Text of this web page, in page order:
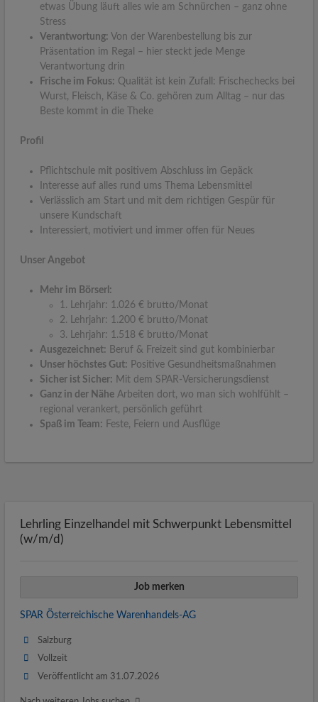
etwas Übung läuft alles wie am Schnürchen – ganz ohne
Stress
Verantwortung: Von der Warenbestellung bis zur
Präsentation im Regal – hier steckt jede Menge
Verantwortung drin
Frische im Fokus: Qualität ist kein Zufall: Frischechecks bei
Wurst, Fleisch, Käse & Co. gehören zum Alltag – nur das
Beste kommt in die Theke
Profil
Pflichtschule mit positivem Abschluss im Gepäck
Interesse auf alles rund ums Thema Lebensmittel
Verlässlich am Start und mit dem richtigen Gespür für
unsere Kundschaft
Interessiert, motiviert und immer offen für Neues
Unser Angebot
Mehr im Börserl:
1. Lehrjahr: 1.026 € brutto/Monat
2. Lehrjahr: 1.200 € brutto/Monat
3. Lehrjahr: 1.518 € brutto/Monat
Ausgezeichnet: Beruf & Freizeit sind gut kombinierbar
Unser höchstes Gut: Positive Gesundheitsmaßnahmen
Sicher ist Sicher: Mit dem SPAR-Versicherungsdienst
Ganz in der Nähe Arbeiten dort, wo man sich wohlfühlt –
regional verankert, persönlich geführt
Spaß im Team: Feste, Feiern und Ausflüge
Lehrling Einzelhandel mit Schwerpunkt Lebensmittel
(w/m/d)
Job merken
SPAR Österreichische Warenhandels-AG
Salzburg
Vollzeit
Veröffentlicht am 31.07.2026